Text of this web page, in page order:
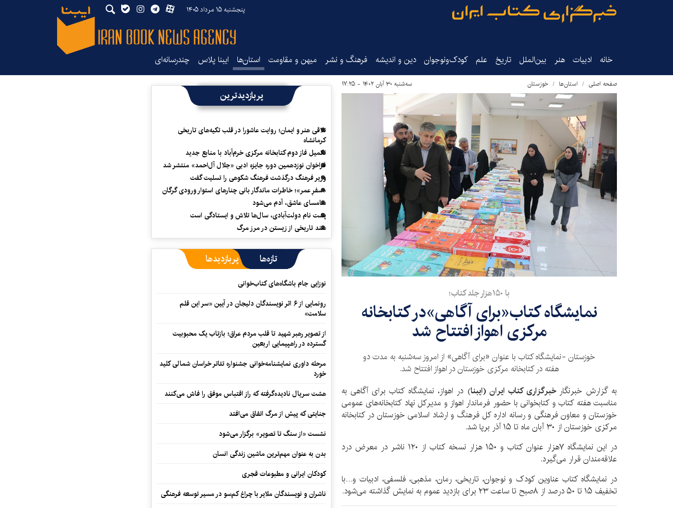
پنجشنبه ۱۵ مرداد ۱۴۰۵
خانه ادبیات هنر بین‌الملل تاریخ‌ علم کودک‌ونوجوان دین و اندیشه فرهنگ و نشر میهن و مقاومت استان‌ها ایبنا پلاس چندرسانه‌ای
صفحه اصلی استان‌ها خوزستان سه‌شنبه ۳۰ آبان ۱۴۰۲ - ۱۷:۲۵
با ۱۵۰هزار جلد کتاب؛
نمایشگاه کتاب«برای آگاهی»در کتابخانه
مرکزی اهواز افتتاح شد
خوزستان -نمایشگاه کتاب با عنوان «برای آگاهی» از امروز سه‌شنبه به مدت دو
هفته در کتابخانه مرکزی خوزستان در اهواز افتتاح شد.
به گزارش خبرنگار خبرگزاری کتاب ایران (ایبنا) در اهواز، نمایشگاه کتاب برای آگاهی به
مناسبت هفته کتاب و کتابخوانی با حضور فرماندار اهواز و مدیرکل نهاد کتابخانه‌های عمومی
خوزستان و معاون فرهنگی و رسانه اداره کل فرهنگ و ارشاد اسلامی خوزستان در کتابخانه
مرکزی خوزستان از ۳۰ آبان ماه تا ۱۵ آذر برپا شد.
در این نمایشگاه ۷هزار عنوان کتاب و ۱۵۰ هزار نسخه کتاب از ۱۲۰ ناشر در معرض درد
علاقه‌مندان قرار می‌گیرد.
در نمایشگاه کتاب عناوین کودک و نوجوان، تاریخی، رمان، مذهبی، فلسفی، ادبیات و…با
تخفیف ۱۵ تا ۵۰ درصد از ۸صبح تا ساعت ۲۳ برای بازدید عموم به نمایش گذاشته می‌شود.
پربازدیدترین
تلاقی هنر و ایمان؛ روایت عاشورا در قلب تکیه‌های تاریخی
کرمانشاه
تکمیل فاز دوم کتابخانه مرکزی خرم‌آباد با منابع جدید
فراخوان نوزدهمین دوره جایزه ادبی «جلال آل‌احمد» منتشر شد
وزیر فرهنگ درگذشت فرهنگ شکوهی را تسلیت گفت
«سفرِ عمر»؛ خاطرات ماندگار بانی چنارهای استوار ورودی گرگان
سامسای عاشق، آدم می‌شود
پشت نام دولت‌آبادی، سال‌ها تلاش و ایستادگی است
سند تاریخی از زیستن در مرز مرگ
تازه‌ها پربازدیدها
نوزایی جام باشگاه‌های کتاب‌خوانی
رونمایی از ۶ اثر نویسندگان دلیجان در آیین «سر این قلم
سلامت»
از تصویر رهبر شهید تا قلب مردم عراق؛ بازتاب یک محبوبیت
گسترده در راهپیمایی اربعین
مرحله داوری نمایشنامه‌خوانی جشنواره تئاتر خراسان شمالی کلید
خورد
هشت سریال نادیده‌گرفته که راز اقتباس موفق را فاش می‌کنند
جنایتی که پیش از مرگ اتفاق می‌افتد
نشست «از سنگ تا تصویر» برگزار می‌شود
بدن به عنوان مهم‌ترین ماشین زندگی انسان
کودکان ایرانی و مطبوعات قجری
ناشران و نویسندگان ملایر با چراغ کم‌سو در مسیر توسعه فرهنگی